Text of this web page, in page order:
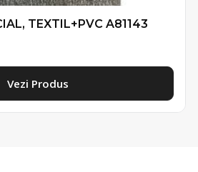
TEXTIL+PVC A81143
Vezi Produs